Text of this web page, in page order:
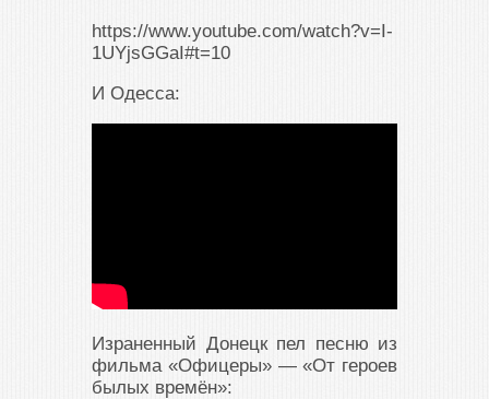
https://www.youtube.com/watch?v=I-
1UYjsGGaI#t=10
И Одесса:
Израненный Донецк пел песню из
фильма «Офицеры» — «От героев
былых времён»: